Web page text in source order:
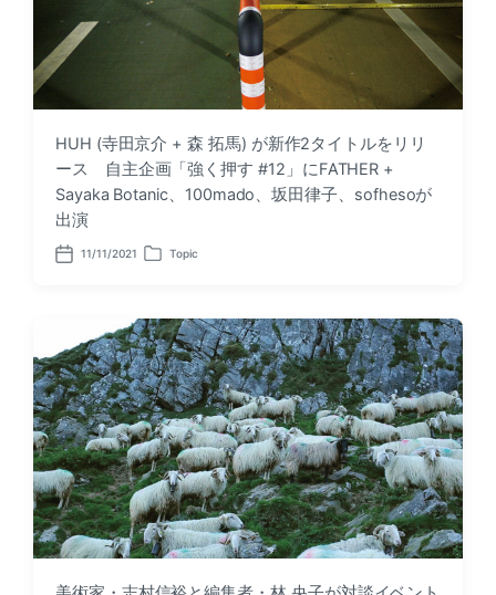
HUH (寺田京介 + 森 拓馬) が新作2タイトルをリリ
ース 自主企画「強く押す #12」にFATHER +
Sayaka Botanic、100mado、坂田律子、sofhesoが
出演
P
t
e
11/11/2021 P
e
d
i
n
Topic